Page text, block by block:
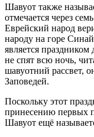
Шавуот также
отмечается через
Еврейский народ
народу на горе
является
не спят всю ночь,
шавуотний рассвет,
Заповедей.
Поскольку этот
принесению первых
Шавуот ещё